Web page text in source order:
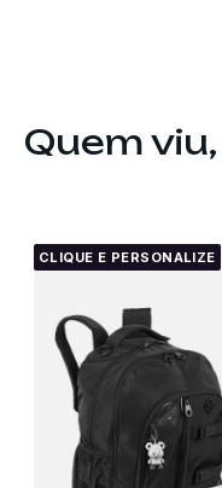
Quem
CLIQUE E PERSONALIZE